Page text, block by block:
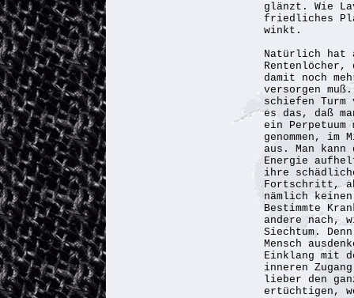
glänzt. Wie
friedliches
winkt.
Natürlich hat
Rentenlöcher,
damit noch
versorgen
schiefen
es das, daß
ein
genommen,
aus. Man
Energie
ihre
Fortschritt,
nämlich
Bestimmte
andere nach,
Siechtum.
Mensch
Einklang mit
inneren
lieber den
ertüchtigen,